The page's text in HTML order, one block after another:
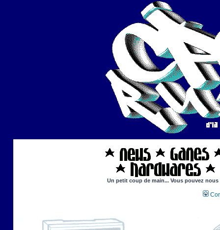
Un petit coup de main... Vous pouvez